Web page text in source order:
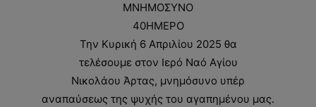
ΜΝΗΜΟΣΥΝΟ
40ΗΜΕΡΟ
Την Κυρική 6 Απριλίου 2025 θα
τελέσουμε στον Ιερό Ναό Αγίου
Νικολάου Άρτας, μνημόσυνο υπέρ
αναπαύσεως της ψυχής του αγαπημένου μας.